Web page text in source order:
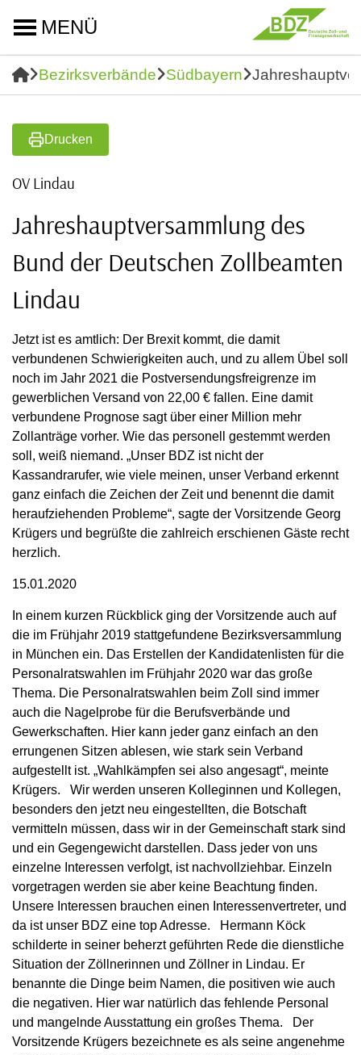
MENÜ
Bezirksverbände Südbayern
Drucken
OV Lindau
Jahreshauptversammlung des
Bund der Deutschen Zollbeamten
Lindau
Jetzt ist es amtlich: Der Brexit kommt, die damit
verbundenen Schwierigkeiten auch, und zu allem Übel soll
noch im Jahr 2021 die Postversendungsfreigrenze im
gewerblichen Versand von 22,00 € fallen. Eine damit
verbundene Prognose sagt über einer Million mehr
Zollanträge vorher. Wie das personell gestemmt werden
soll, weiß niemand. „Unser BDZ ist nicht der
Kassandrarufer, wie viele meinen, unser Verband erkennt
ganz einfach die Zeichen der Zeit und benennt die damit
heraufziehenden Probleme“, sagte der Vorsitzende Georg
Krügers und begrüßte die zahlreich erschienen Gäste recht
herzlich.
15.01.2020
In einem kurzen Rückblick ging der Vorsitzende auch auf
die im Frühjahr 2019 stattgefundene Bezirksversammlung
in München ein. Das Erstellen der Kandidatenlisten für die
Personalratswahlen im Frühjahr 2020 war das große
Thema. Die Personalratswahlen beim Zoll sind immer
auch die Nagelprobe für die Berufsverbände und
Gewerkschaften. Hier kann jeder ganz einfach an den
errungenen Sitzen ablesen, wie stark sein Verband
aufgestellt ist. „Wahlkämpfen sei also angesagt“, meinte
Krügers. Wir werden unseren Kolleginnen und Kollegen,
besonders den jetzt neu eingestellten, die Botschaft
vermitteln müssen, dass wir in der Gemeinschaft stark sind
und ein Gegengewicht darstellen. Dass jeder von uns
einzelne Interessen verfolgt, ist nachvollziehbar. Einzeln
vorgetragen werden sie aber keine Beachtung finden.
Unsere Interessen brauchen einen Interessenvertreter, und
da ist unser BDZ eine top Adresse. Hermann Köck
schilderte in seiner beherzt geführten Rede die dienstliche
Situation der Zöllnerinnen und Zöllner in Lindau. Er
benannte die Dinge beim Namen, die positiven wie auch
die negativen. Hier war natürlich das fehlende Personal
und mangelnde Ausstattung ein großes Thema. Der
Vorsitzende Krügers bezeichnete es als seine angenehme